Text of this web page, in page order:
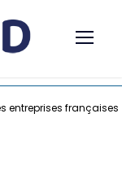
entreprises françaises